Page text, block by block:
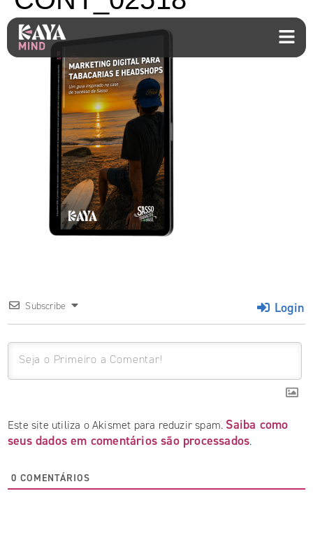
Subscribe Login
Este site utiliza o Akismet para reduzir spam. Saiba como
seus dados em comentários são processados.
0 COMENTÁRIOS